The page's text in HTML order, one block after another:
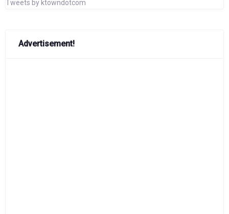
Tweets by ktowndotcom
Advertisement!